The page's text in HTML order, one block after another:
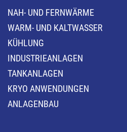
NAH- UND FERNWÄRME
WARM- UND KALTWASSER
KÜHLUNG
INDUSTRIEANLAGEN
TANKANLAGEN
KRYO ANWENDUNGEN
ANLAGENBAU